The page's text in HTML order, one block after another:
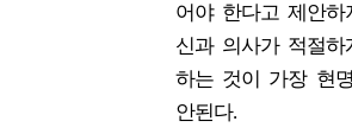
어야 한다고 제안
신과 의사가 적절
하는 것이 가장 현
안된다.